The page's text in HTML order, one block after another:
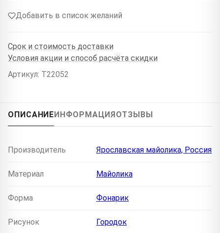
Добавить в список желаний
Срок и стоимость доставки
Условия акции и способ расчёта скидки
Артикул: T22052
ОПИСАНИЕИНФОРМАЦИЯОТЗЫВЫ
Производитель Ярославская майолика, Россия
Материал Майолика
Форма Фонарик
Рисунок Городок